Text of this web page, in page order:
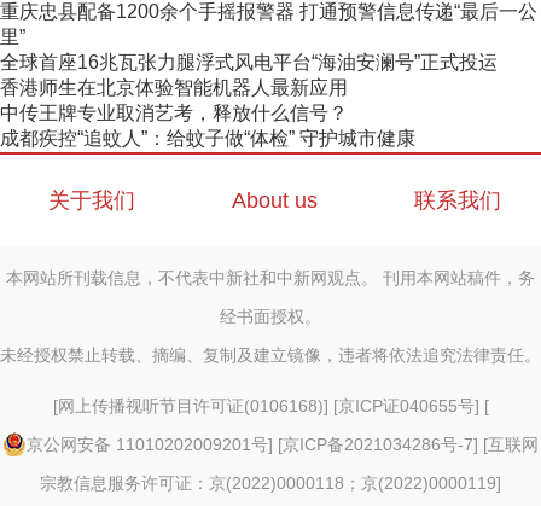
重庆忠县配备1200余个手摇报警器 打通预警信息传递“最后一公
里”
全球首座16兆瓦张力腿浮式风电平台“海油安澜号”正式投运
香港师生在北京体验智能机器人最新应用
中传王牌专业取消艺考，释放什么信号？
成都疾控“追蚊人”：给蚊子做“体检” 守护城市健康
关于我们 About us 联系我们
本网站所刊载信息，不代表中新社和中新网观点。 刊用本网站稿件，务
经书面授权。
未经授权禁止转载、摘编、复制及建立镜像，违者将依法追究法律责任。
[网上传播视听节目许可证(0106168)] [京ICP证040655号] [
京公网安备 11010202009201号] [京ICP备2021034286号-7] [互联网
宗教信息服务许可证：京(2022)0000118；京(2022)0000119]